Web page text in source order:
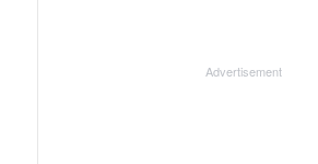
Advertisement